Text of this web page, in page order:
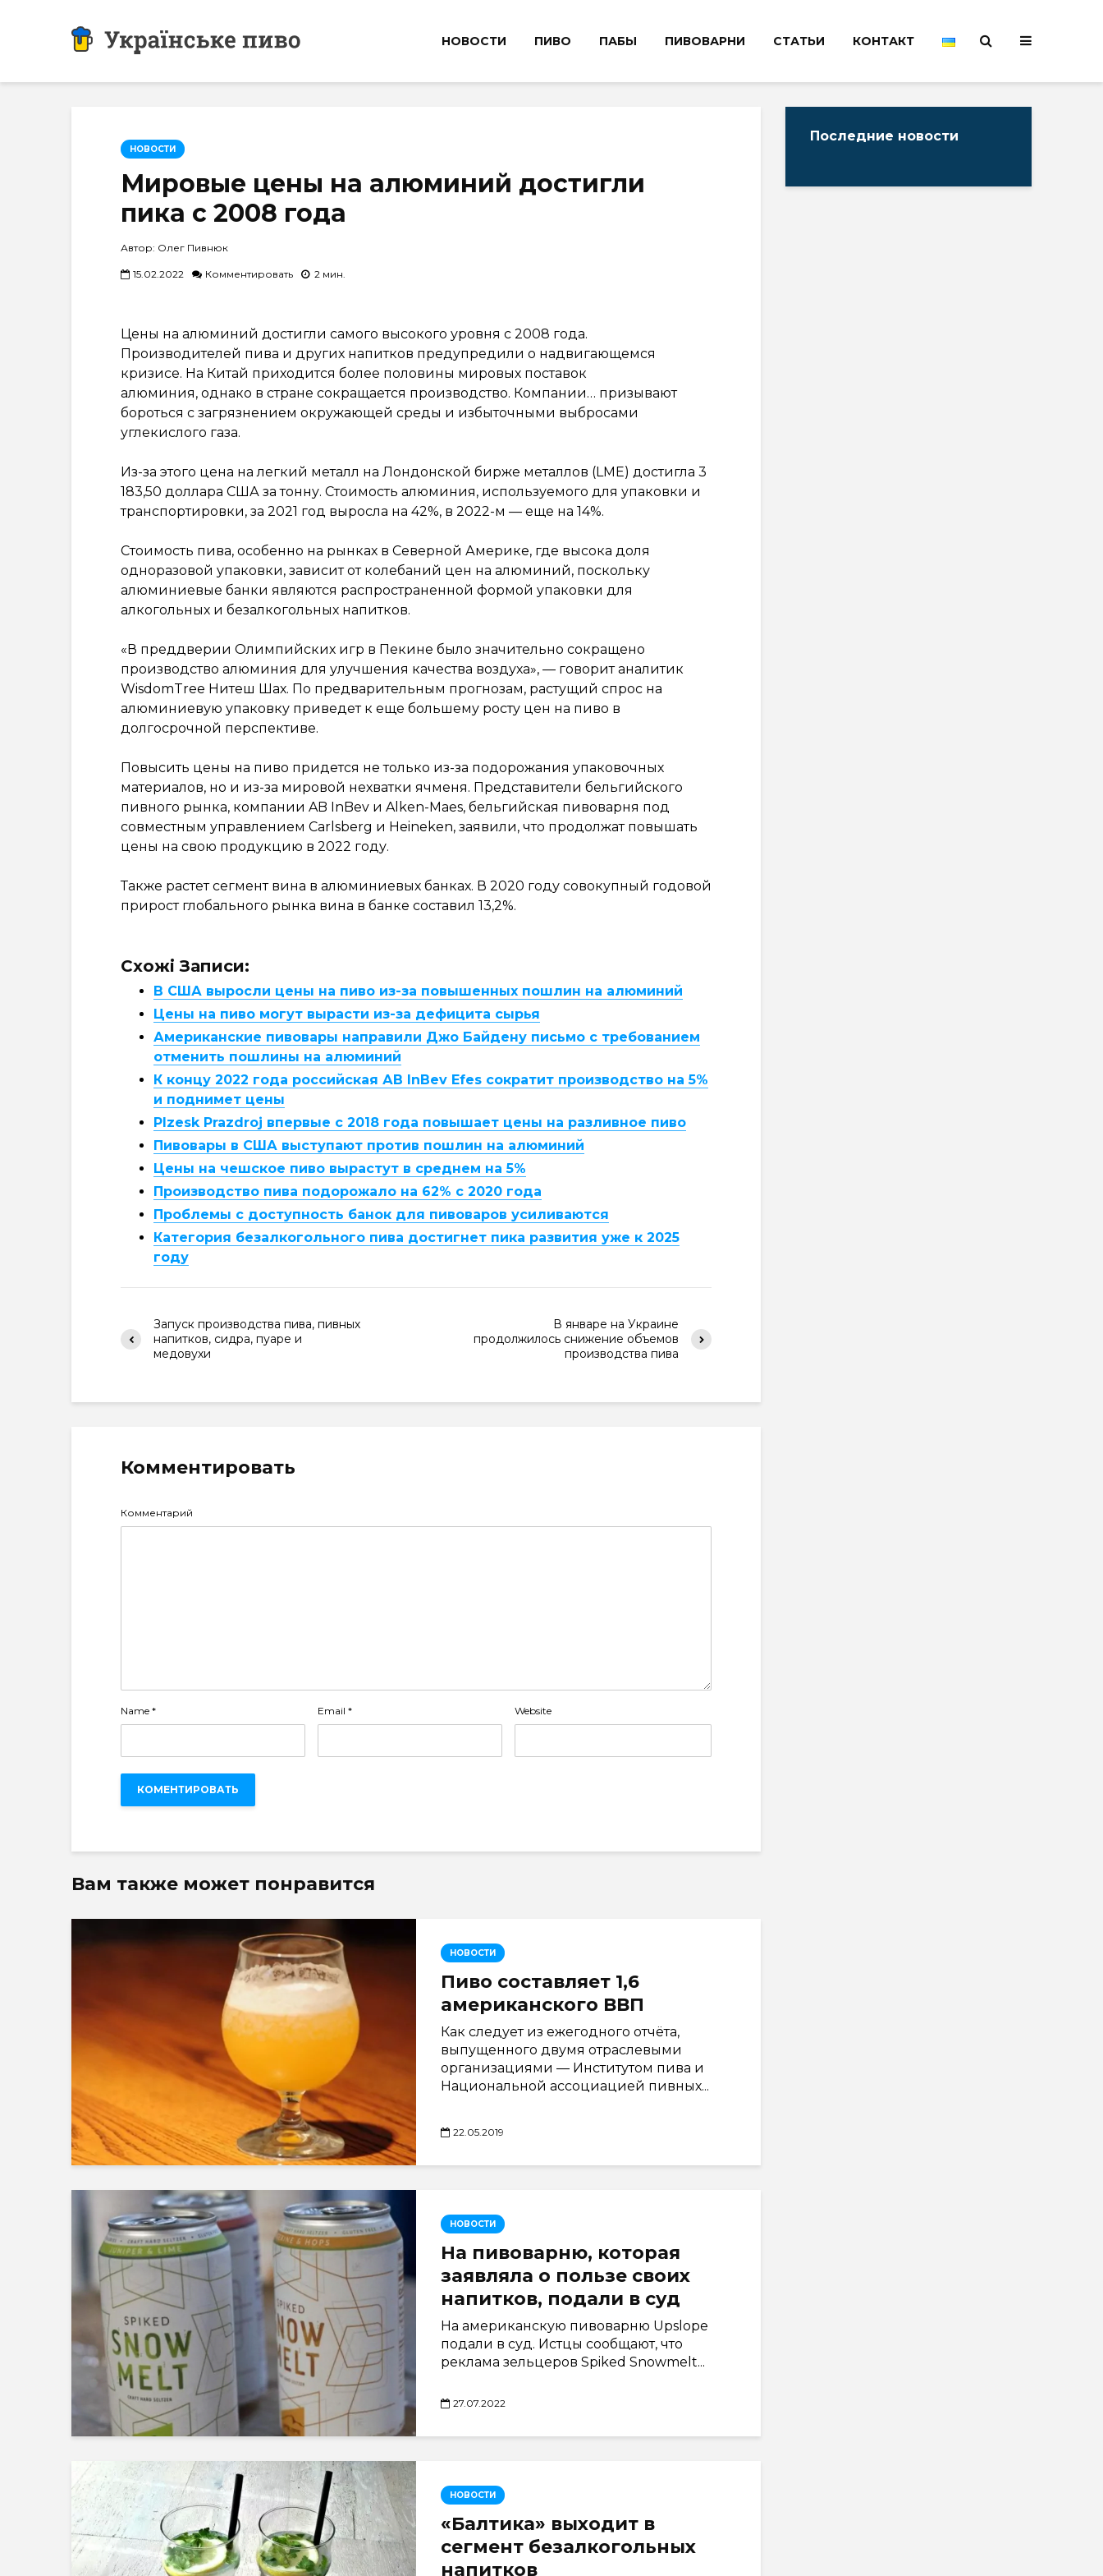
НОВОСТИ ПИВО ПАБЫ ПИВОВАРНИ СТАТЬИ КОНТАКТ
НОВОСТИ
Мировые цены на алюминий достигли
пика с 2008 года
Автор: Олег Пивнюк
15.02.2022 Комментировать 2 мин.
Цены на алюминий достигли самого высокого уровня с 2008 года.
Производителей пива и других напитков предупредили о надвигающемся
кризисе. На Китай приходится более половины мировых поставок
алюминия, однако в стране сокращается производство. Компании… призывают
бороться с загрязнением окружающей среды и избыточными выбросами
углекислого газа.
Из-за этого цена на легкий металл на Лондонской бирже металлов (LME) достигла 3
183,50 доллара США за тонну. Стоимость алюминия, используемого для упаковки и
транспортировки, за 2021 год выросла на 42%, в 2022-м — еще на 14%.
Стоимость пива, особенно на рынках в Северной Америке, где высока доля
одноразовой упаковки, зависит от колебаний цен на алюминий, поскольку
алюминиевые банки являются распространенной формой упаковки для
алкогольных и безалкогольных напитков.
«В преддверии Олимпийских игр в Пекине было значительно сокращено
производство алюминия для улучшения качества воздуха», — говорит аналитик
WisdomTree Нитеш Шах. По предварительным прогнозам, растущий спрос на
алюминиевую упаковку приведет к еще большему росту цен на пиво в
долгосрочной перспективе.
Повысить цены на пиво придется не только из-за подорожания упаковочных
материалов, но и из-за мировой нехватки ячменя. Представители бельгийского
пивного рынка, компании AB InBev и Alken-Maes, бельгийская пивоварня под
совместным управлением Carlsberg и Heineken, заявили, что продолжат повышать
цены на свою продукцию в 2022 году.
Также растет сегмент вина в алюминиевых банках. В 2020 году совокупный годовой
прирост глобального рынка вина в банке составил 13,2%.
Схожі Записи:
В США выросли цены на пиво из-за повышенных пошлин на алюминий
Цены на пиво могут вырасти из-за дефицита сырья
Американские пивовары направили Джо Байдену письмо с требованием
отменить пошлины на алюминий
К концу 2022 года российская АB InBev Efes сократит производство на 5%
и поднимет цены
Plzesk Prazdroj впервые с 2018 года повышает цены на разливное пиво
Пивовары в США выступают против пошлин на алюминий
Цены на чешское пиво вырастут в среднем на 5%
Производство пива подорожало на 62% с 2020 года
Проблемы с доступность банок для пивоваров усиливаются
Категория безалкогольного пива достигнет пика развития уже к 2025
году
Запуск производства пива, пивных
напитков, сидра, пуаре и
медовухи
В январе на Украине
продолжилось снижение объемов
производства пива
Комментировать
Комментарий
Name * Email * Website
Вам также может понравится
НОВОСТИ
Пиво составляет 1,6
американского ВВП
Как следует из ежегодного отчёта,
выпущенного двумя отраслевыми
организациями — Институтом пива и
Национальной ассоциацией пивных...
22.05.2019
НОВОСТИ
На пивоварню, которая
заявляла о пользе своих
напитков, подали в суд
На американскую пивоварню Upslope
подали в суд. Истцы сообщают, что
реклама зельцеров Spiked Snowmelt...
27.07.2022
НОВОСТИ
«Балтика» выходит в
сегмент безалкогольных
напитков
Последние новости